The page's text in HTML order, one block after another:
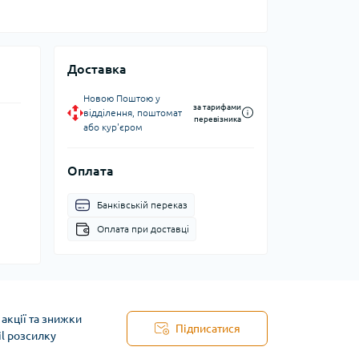
Доставка
Новою Поштою у
відділення, поштомат
або кур'єром
за тарифами
перевізника
Оплата
Банківській переказ
Оплата при доставці
та знижки
розсилку
Підписатися